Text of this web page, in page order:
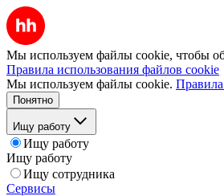
Мы используем файлы cookie, чтобы
Правила использования файлов cookie
Мы используем файлы cookie.
Понятно
Ищу работу
Ищу работу
Ищу работу
Ищу сотрудника
Сервисы